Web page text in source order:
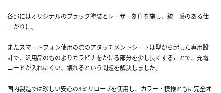
各部にはオリジナルのブラック塗装とレーザー刻印を施し、統一感のある仕
上がりに。
またスマートフォン使用の際のアタッチメントシートは型から起した専用設
計で、汎用品のものよりカラビナをかける部分を少し長くすることで、充電
コードが入れにくい、壊れるという問題を解決しました。
国内製造では珍しい安心の8ミリロープを使用し、カラー・模様ともに完全オ